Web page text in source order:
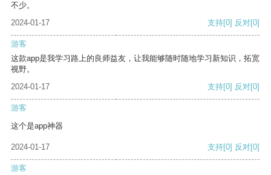
不少。
2024-01-17
支持[0] 反对[0]
游客
这款app是我学习路上的良师益友，让我能够随时随地学习新知识，拓宽
视野。
2024-01-17
支持[0] 反对[0]
游客
这个是app神器
2024-01-17 支持[0] 反对[0]
游客